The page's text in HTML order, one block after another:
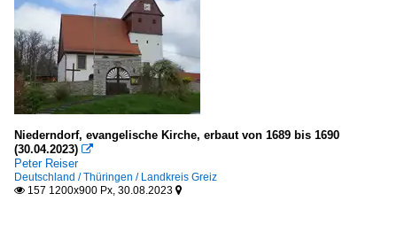
Niederndorf, evangelische Kirche, erbaut von 1689 bis 1690
(30.04.2023) 
Peter Reiser
Deutschland / Thüringen / Landkreis Greiz
 157 1200x900 Px, 30.08.2023 